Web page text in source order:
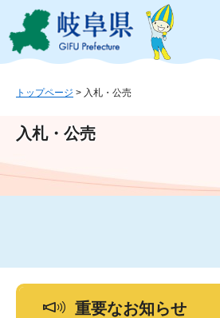
ジ
ュ
文
このページの本文へ
トップページ > 入札・公売
入札・公売
重要なお知らせ